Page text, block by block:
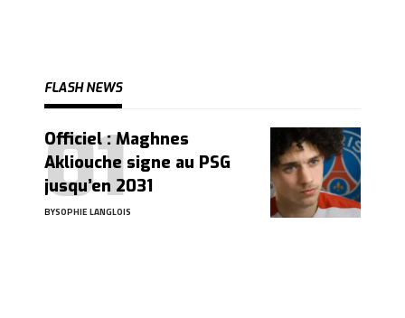
FLASH NEWS
Officiel : Maghnes
Akliouche signe au PSG
jusqu’en 2031
BYSOPHIE LANGLOIS